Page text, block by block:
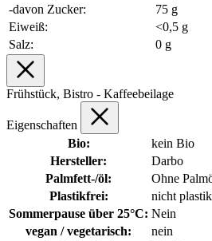
-davon Zucker:
75 g
Eiweiß:
<0,5 g
Salz:
0 g
Frühstück, Bistro - Kaffeebeilage
Eigenschaften
Bio:
kein Bio
Hersteller:
Darbo
Palmfett-/öl:
Ohne
Plastikfrei:
nicht
Sommerpause über 25°C: Nein
vegan / vegetarisch:
nein